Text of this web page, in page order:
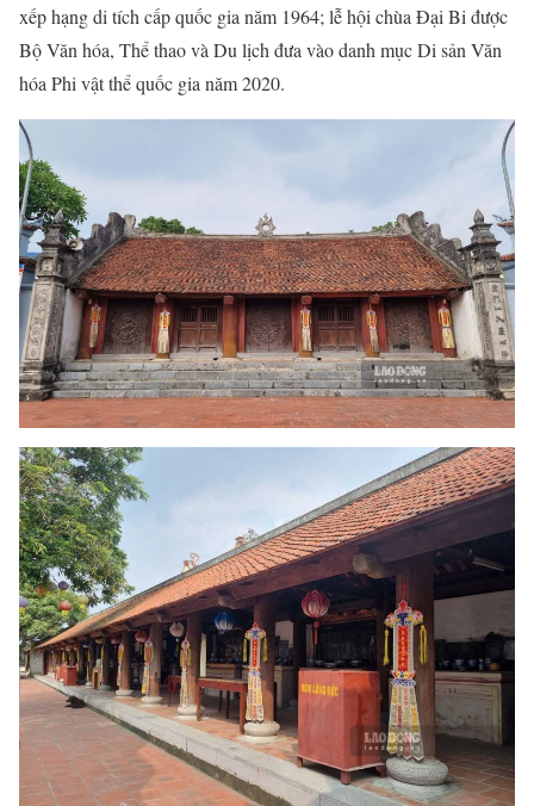
xếp hạng di tích cấp quốc gia năm 1964; lễ hội chùa Đại Bi được
Bộ Văn hóa, Thể thao và Du lịch đưa vào danh mục Di sản Văn
hóa Phi vật thể quốc gia năm 2020.